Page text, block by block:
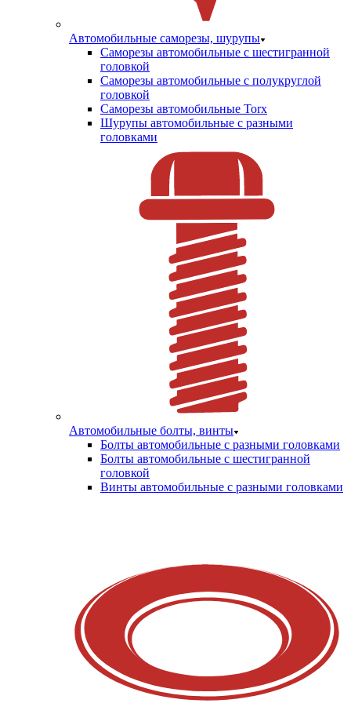
Автомобильные саморезы, шурупы
Саморезы автомобильные с шестигранной
головкой
Саморезы автомобильные с полукруглой
головкой
Саморезы автомобильные Torx
Шурупы автомобильные с разными
головками
Автомобильные болты, винты
Болты автомобильные с разными головками
Болты автомобильные с шестигранной
головкой
Винты автомобильные с разными головками